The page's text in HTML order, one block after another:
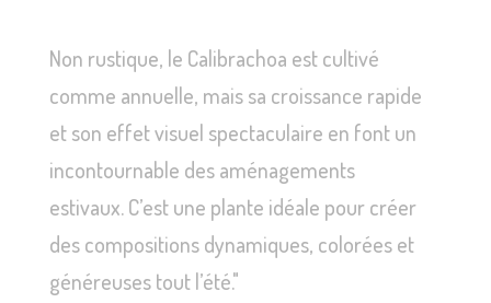
Non rustique, le Calibrachoa est cultivé
comme annuelle, mais sa croissance rapide
et son effet visuel spectaculaire en font un
incontournable des aménagements
estivaux. C’est une plante idéale pour créer
des compositions dynamiques, colorées et
généreuses tout l’été."